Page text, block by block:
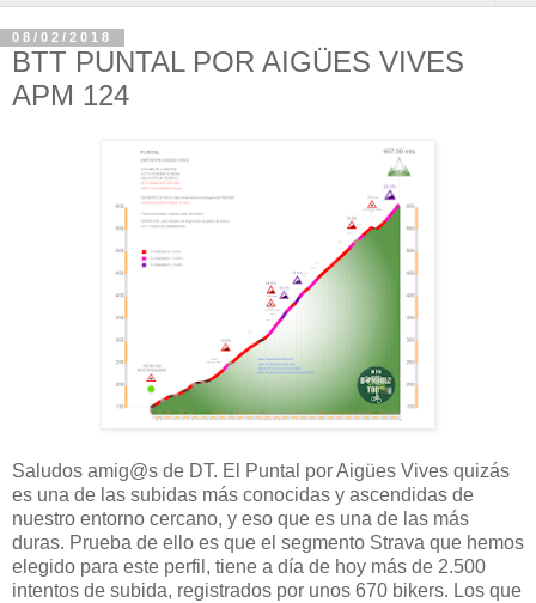
08/02/2018
BTT PUNTAL POR AIGÜES VIVES
APM 124
Saludos amig@s de DT. El Puntal por Aigües Vives quizás
es una de las subidas más conocidas y ascendidas de
nuestro entorno cercano, y eso que es una de las más
duras. Prueba de ello es que el segmento Strava que hemos
elegido para este perfil, tiene a día de hoy más de 2.500
intentos de subida, registrados por unos 670 bikers. Los que